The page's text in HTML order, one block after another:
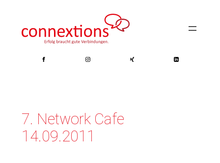
springen
7. Network Cafe
14.09.2011